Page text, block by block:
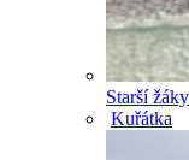
Starší
Kuřátka